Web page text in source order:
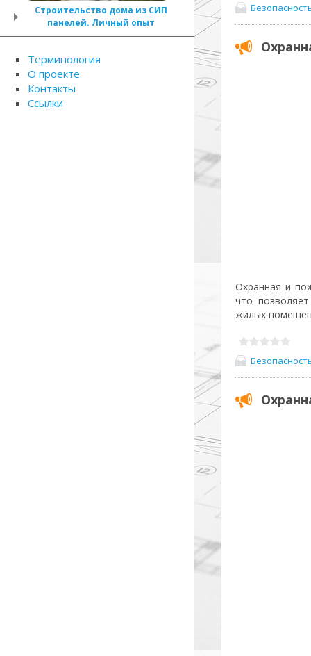
Охранная и
что
жилых
Строительство дома из СИП
панелей. Личный опыт
Терминология
О проекте
Контакты
Ссылки